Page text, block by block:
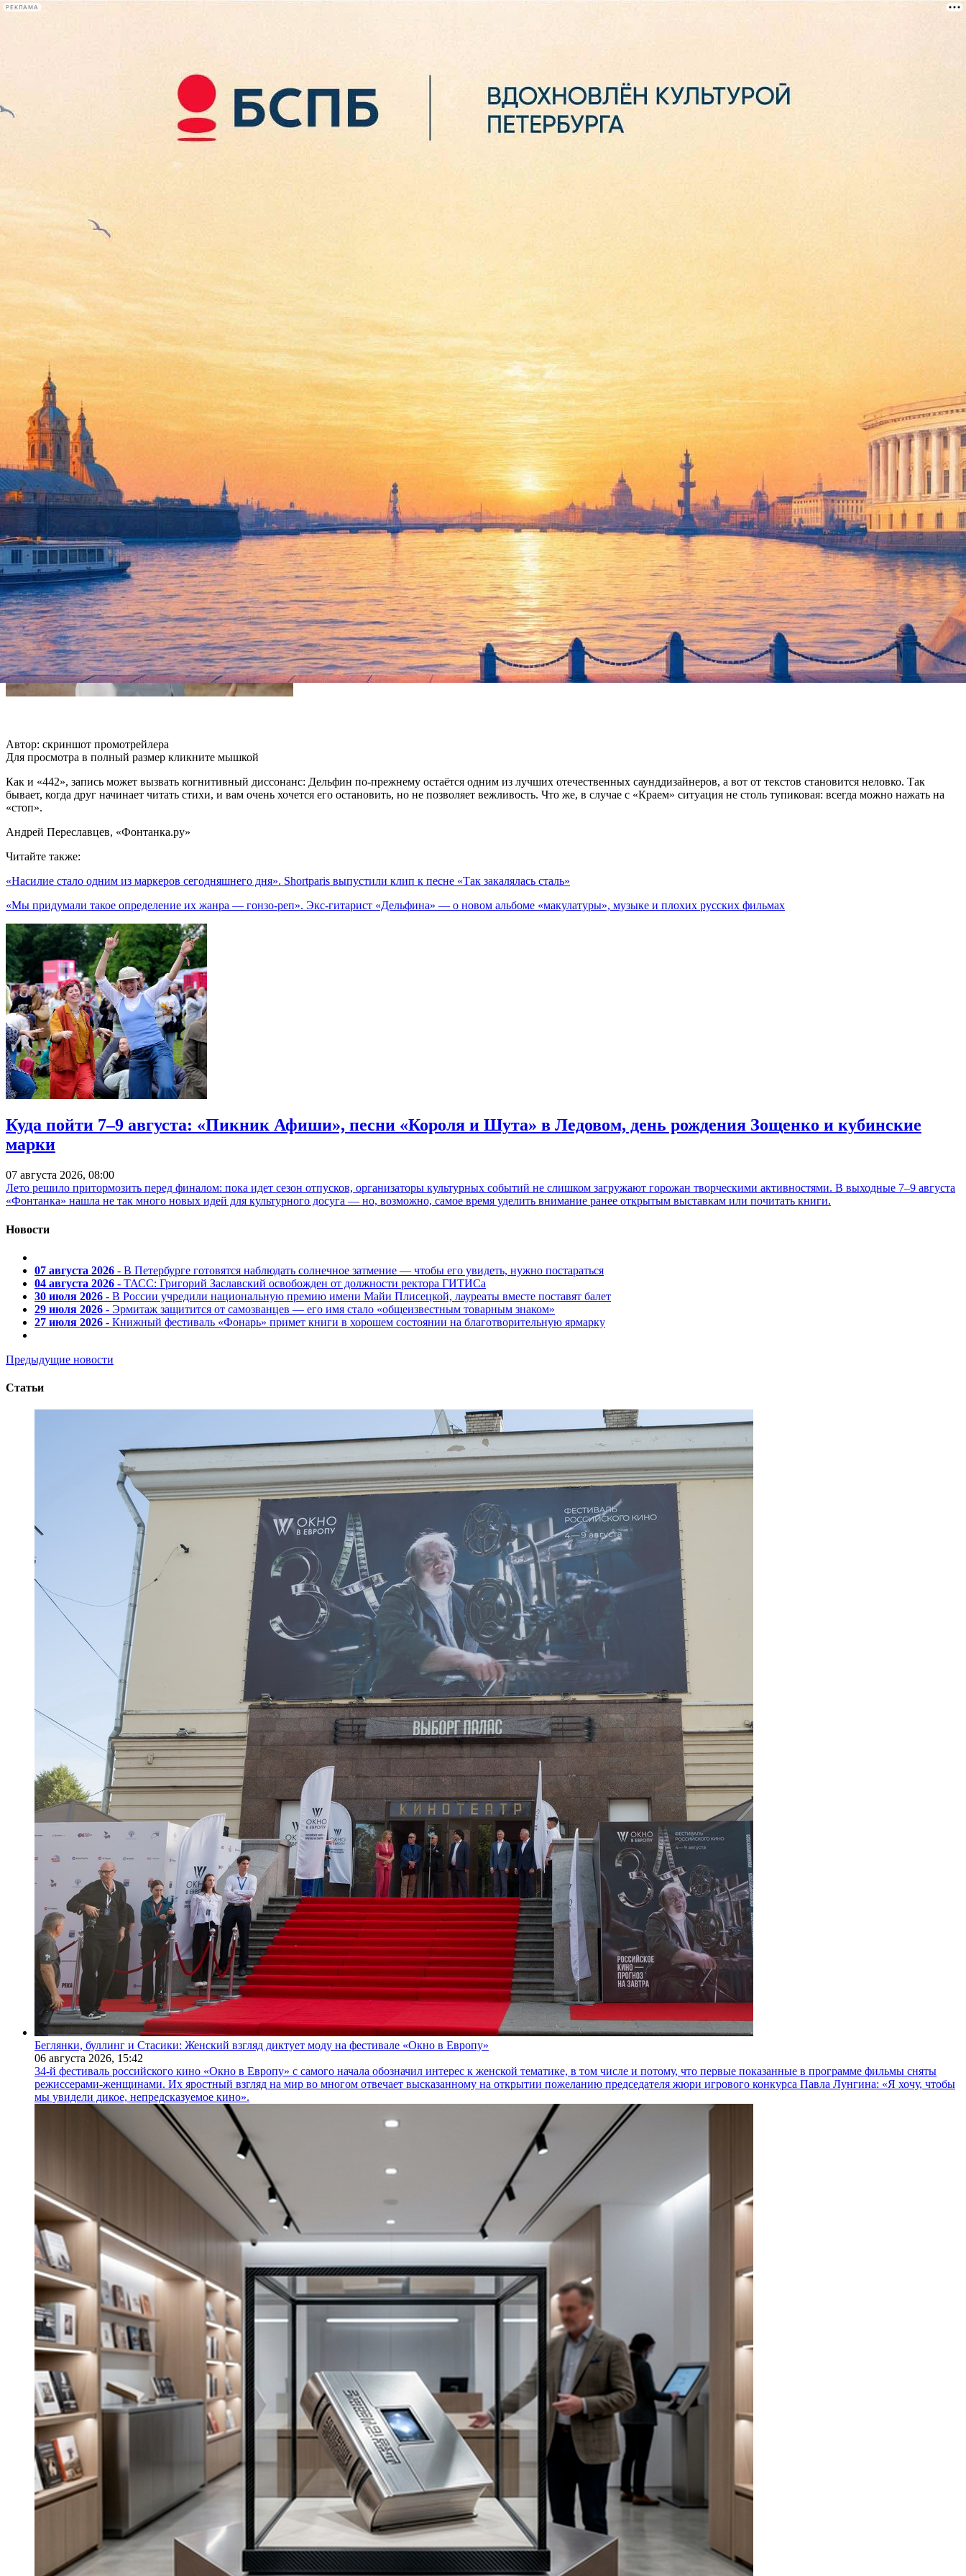
РЕКЛАМА
лекции
книги
У Дельфина вышел новый альбом. Пластинка содержит отсылки к школьным расстрелам
15 ноября 2019,
Новый альбом российского альтернативного музыканта Дельфина вышел 15 ноября. Релиз получил название «Край» и доступен на всех цифровых платформах.
«Край» — одиннадцатый по счёту альбом Дельфина. И если прошлую запись,вышедший в апреле 2018-го «442»
, критики называли самой злой и политизированной работой артиста, то
«Край» звучит более лично, камерно. Лучшие песни, впрочем, получились как раз агрессивными: это уже выходившая синглом «J2000.0» и содержащая отсылки к школьным расстрелам
(«Наши дома в электронном огне, мы — звёзды кровопролитий
Память сложится на холод курка/«Мы все лепестки одного и того же цветка/Поросшего злобой алой печалью детского сердца») «JOY STICK».
Автор: скриншот промотрейлера
Для просмотра в полный размер кликните мышкой
Как и «442», запись может вызвать когнитивный диссонанс: Дельфин по-прежнему остаётся одним из лучших отечественных саунддизайнеров, а вот от текстов становится неловко. Так
бывает, когда друг начинает читать стихи, и вам очень хочется его остановить, но не позволяет вежливость. Что же, в случае с «Краем» ситуация не столь тупиковая: всегда можно нажать на
«стоп».
Андрей Переславцев, «Фонтанка.ру»
Читайте также:
«Насилие стало одним из маркеров сегодняшнего дня». Shortparis выпустили клип к песне «Так закалялась сталь»
«Мы придумали такое определение их жанра — гонзо-реп». Экс-гитарист «Дельфина» — о новом альбоме «макулатуры», музыке и плохих русских фильмах
Куда пойти 7–9 августа: «Пикник Афиши», песни «Короля и Шута» в Ледовом, день рождения Зощенко и кубинские
марки
07 августа 2026, 08:00
Лето решило притормозить перед финалом: пока идет сезон отпусков, организаторы культурных событий не слишком загружают горожан творческими активностями. В выходные 7–9 августа
«Фонтанка» нашла не так много новых идей для культурного досуга — но, возможно, самое время уделить внимание ранее открытым выставкам или почитать книги.
Новости
07 августа 2026 - В Петербурге готовятся наблюдать солнечное затмение — чтобы его увидеть, нужно постараться
04 августа 2026 - ТАСС: Григорий Заславский освобожден от должности ректора ГИТИСа
30 июля 2026 - В России учредили национальную премию имени Майи Плисецкой, лауреаты вместе поставят балет
29 июля 2026 - Эрмитаж защитится от самозванцев — его имя стало «общеизвестным товарным знаком»
27 июля 2026 - Книжный фестиваль «Фонарь» примет книги в хорошем состоянии на благотворительную ярмарку
Предыдущие новости
Статьи
Беглянки, буллинг и Стасики: Женский взгляд диктует моду на фестивале «Окно в Европу»
06 августа 2026, 15:42
34-й фестиваль российского кино «Окно в Европу» с самого начала обозначил интерес к женской тематике, в том числе и потому, что первые показанные в программе фильмы сняты
режиссерами-женщинами. Их яростный взгляд на мир во многом отвечает высказанному на открытии пожеланию председателя жюри игрового конкурса Павла Лунгина: «Я хочу, чтобы
мы увидели дикое, непредсказуемое кино».